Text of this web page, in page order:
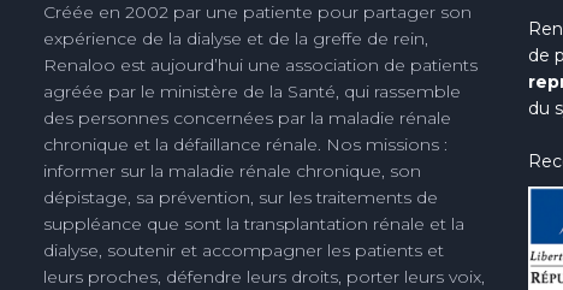
Créée en 2002 par une patiente pour partager son
expérience de la dialyse et de la greffe de rein,
Renaloo est aujourd’hui une association de patients
agréée par le ministère de la Santé, qui rassemble
des personnes concernées par la maladie rénale
chronique et la défaillance rénale. Nos missions :
informer sur la maladie rénale chronique, son
dépistage, sa prévention, sur les traitements de
suppléance que sont la transplantation rénale et la
dialyse, soutenir et accompagner les patients et
leurs proches, défendre leurs droits, porter leurs voix,
de
du